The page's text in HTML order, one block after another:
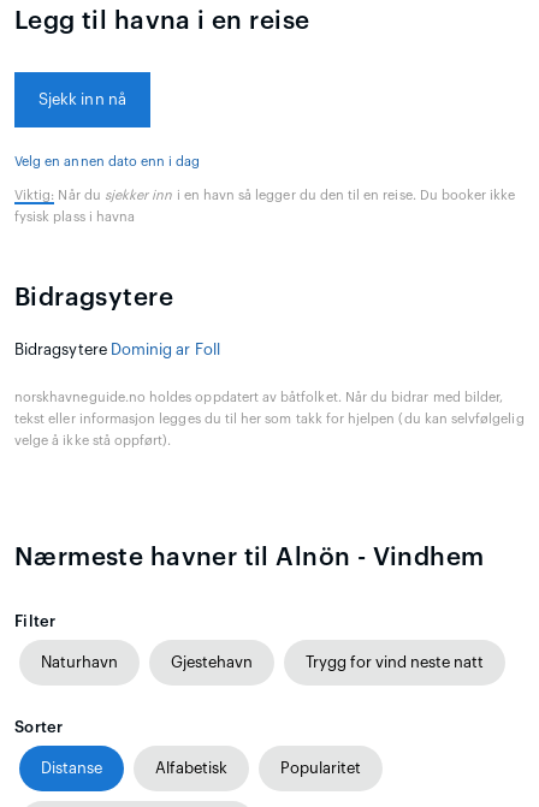
Legg til havna i en reise
Sjekk inn nå
Velg en annen dato enn i dag
Viktig: Når du sjekker inn i en havn så legger du den til en reise. Du booker ikke
fysisk plass i havna
Bidragsytere
Bidragsytere Dominig ar Foll
norskhavneguide.no holdes oppdatert av båtfolket. Når du bidrar med bilder,
tekst eller informasjon legges du til her som takk for hjelpen (du kan selvfølgelig
velge å ikke stå oppført).
Nærmeste havner til Alnön - Vindhem
Filter
Naturhavn Gjestehavn Trygg for vind neste natt
Sorter
Distanse Alfabetisk Popularitet